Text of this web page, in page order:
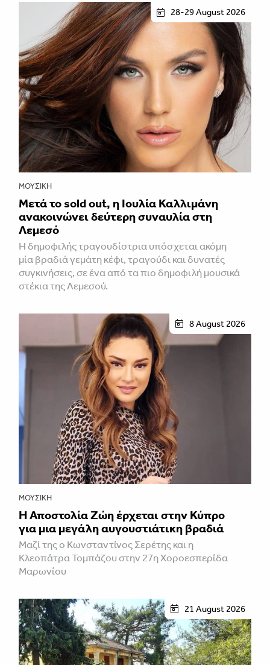
28-29 August 2026
ΜΟΥΣΙΚΉ
Μετά το sold out, η Ιουλία Καλλιμάνη
ανακοινώνει δεύτερη συναυλία στη
Λεμεσό
H δημοφιλής τραγουδίστρια υπόσχεται ακόμη
μία βραδιά γεμάτη κέφι, τραγούδι και δυνατές
συγκινήσεις, σε ένα από τα πιο δημοφιλή μουσικά
στέκια της Λεμεσού.
8 August 2026
ΜΟΥΣΙΚΉ
Η Αποστολία Ζώη έρχεται στην Κύπρο
για μια μεγάλη αυγουστιάτικη βραδιά
Μαζί της ο Κωνσταντίνος Σερέτης και η
Κλεοπάτρα Τομπάζου στην 27η Χοροεσπερίδα
Μαρωνίου
21 August 2026